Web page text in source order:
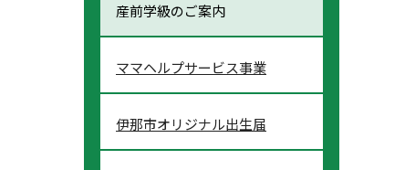
産前学級のご案内
ママヘルプサービス事業
伊那市オリジナル出生届